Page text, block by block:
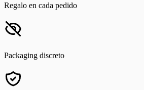
Regalo en cada pedido
Packaging discreto